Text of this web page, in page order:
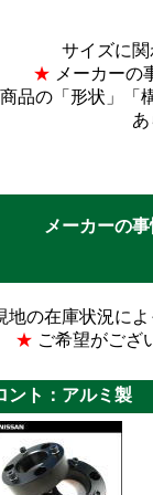
サイズに関
★ メーカーの
商品の「形状」「
メーカーの
地の在庫状況に
★ ご希望がござ
ント：アルミ製